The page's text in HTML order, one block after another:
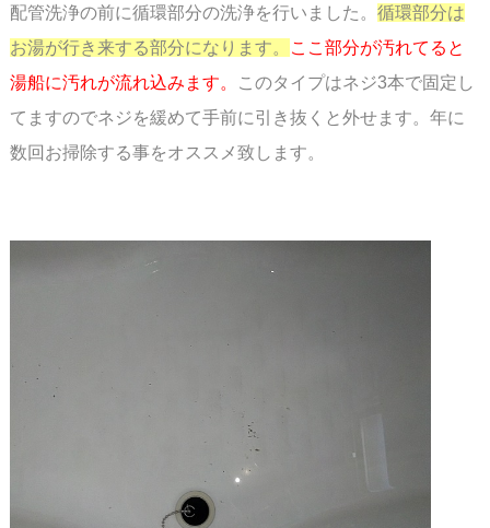
配管洗浄の前に循環部分の洗浄を行いました。 循環部分は
お湯が行き来する部分になります。
ここ部分が汚れてると
湯船に汚れが流れ込みます。
このタイプはネジ3本で固定し
てますのでネジを緩めて手前に引き抜くと外せます。年に
数回お掃除する事をオススメ致します。